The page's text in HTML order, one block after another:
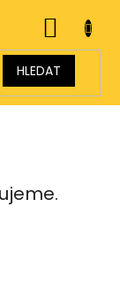
HLEDAT
KOŠÍK